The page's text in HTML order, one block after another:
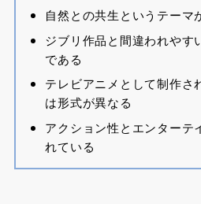
自然との共生というテーマ
ジブリ作品と間違われやす
である
テレビアニメとして制作さ
は形式が異なる
アクション性とエンターテ
れている